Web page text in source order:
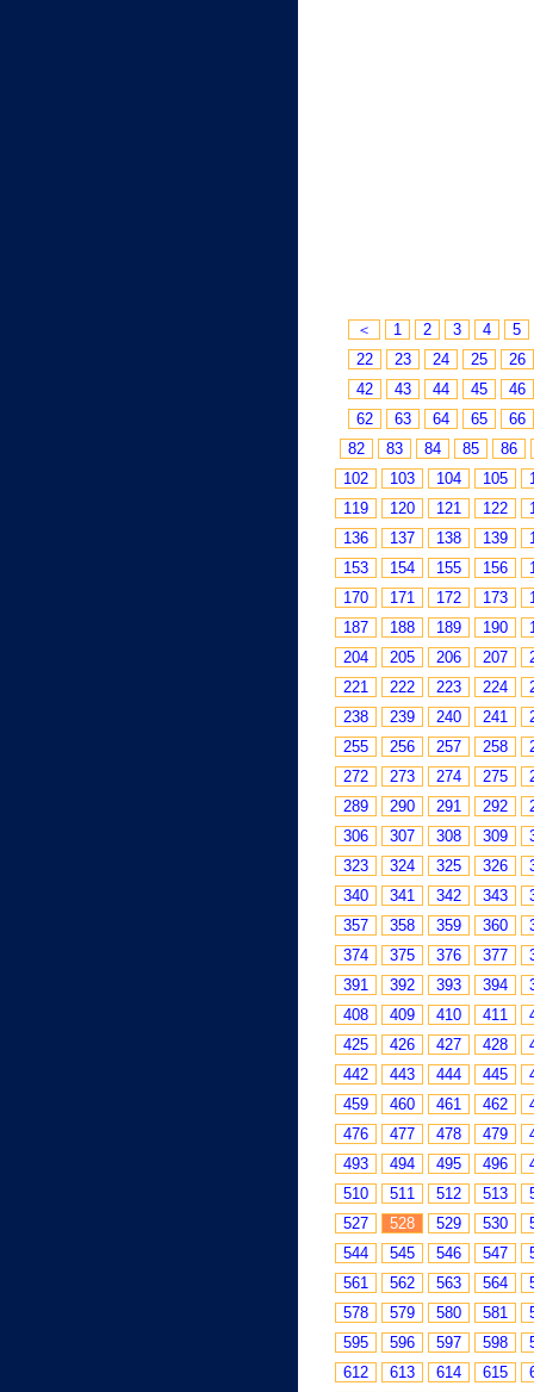
＜ 1 2 3 4
5
22
23 24 25
26
42
43 44 45
46
62
63 64 65
66
82
83 84 85
86
102
103 104 105
119
120 121 122
136
137 138 139
153
154 155 156
170
171 172 173
187
188 189 190
204
205 206 207
221
222 223 224
238
239 240 241
255
256 257 258
272
273 274 275
289
290 291 292
306
307 308 309
323
324 325 326
340
341 342 343
357
358 359 360
374
375 376 377
391
392 393 394
408
409 410 411
425
426 427 428
442
443 444 445
459
460 461 462
476
477 478 479
493
494 495 496
510
511 512 513
527
528 529 530
544
545 546 547
561
562 563 564
578
579 580 581
595
596 597 598
612
613 614 615